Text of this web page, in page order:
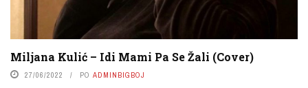
Miljana Kulić – Idi Mami Pa Se Žali (Cover)
27/06/2022 PO ADMINBIGBOJ